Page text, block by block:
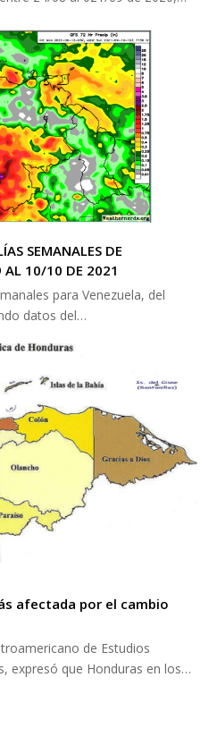
SEMANALES DE
AL 10/10 DE 2021
para Venezuela, del
datos del…
afectada por el cambio
de Estudios
expresó que Honduras en los…